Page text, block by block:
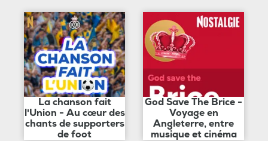
La chanson fait
l'Union - Au cœur des
chants de supporters
de foot
God Save The Brice -
Voyage en
Angleterre, entre
musique et cinéma